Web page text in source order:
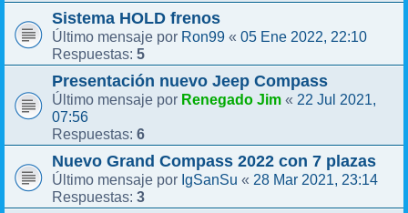
Sistema HOLD frenos
Último mensaje por Ron99 « 05 Ene 2022, 22:10
Respuestas: 5
Presentación nuevo Jeep Compass
Último mensaje por Renegado Jim « 22 Jul 2021,
07:56
Respuestas: 6
Nuevo Grand Compass 2022 con 7 plazas
Último mensaje por IgSanSu « 28 Mar 2021, 23:14
Respuestas: 3